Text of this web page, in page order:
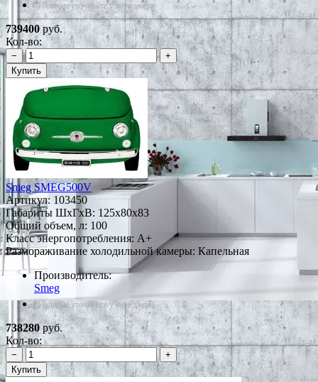
*Наличие уточняйте у менеджера
739400руб.
Кол-во:
−
+
Купить
Smeg SMEG500V
Артикул: 103450
Габариты ШxГxВ: 125x80x83
Общий объем, л: 100
Класс энергопотребления: A+
Размораживание холодильной камеры: Капельная
Производитель:
Smeg
*Наличие уточняйте у менеджера
738280руб.
Кол-во:
−
+
Купить